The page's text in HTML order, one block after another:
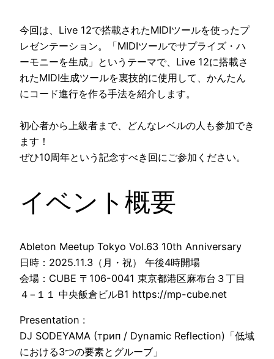
今回は、Live 12で搭載されたMIDIツールを使ったプ
レゼンテーション。「MIDIツールでサプライズ・ハ
ーモニーを生成」というテーマで、Live 12に搭載さ
れたMIDI生成ツールを裏技的に使用して、かんたん
にコード進行を作る手法を紹介します。
初心者から上級者まで、どんなレベルの人も参加でき
ます！
ぜひ10周年という記念すべき回にご参加ください。
イベント概要
Ableton Meetup Tokyo Vol.63 10th Anniversary
日時：2025.11.3（月・祝） 午後4時開場
会場：CUBE 〒106-0041 東京都港区麻布台３丁目
４−１１ 中央飯倉ビルB1 https://mp-cube.net
Presentation :
DJ SODEYAMA (трип / Dynamic Reflection)「低域
における3つの要素とグルーブ」